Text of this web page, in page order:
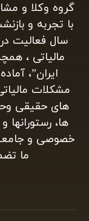
گروه وکلا و
سال فعالیت
مالیاتی ،
ایران”،
مشکلات
های حقیقی
ها، رستورانها
خصوصی و
ما